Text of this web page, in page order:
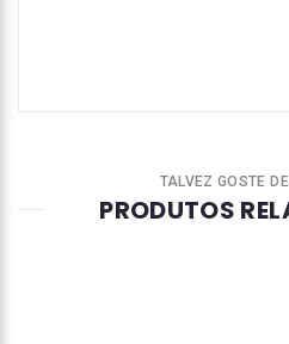
TALVEZ GOSTE
PRODUTOS